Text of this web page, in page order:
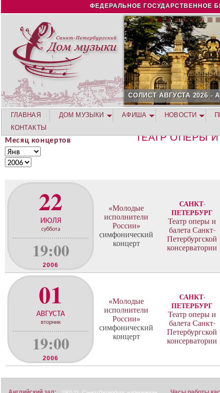
Jump to navigation
ФЕДЕРАЛЬНОЕ ГОСУДАРСТВЕННОЕ
СОЛИСТ АВГУСТА 2026 -
ТЕАТР ОПЕРЫ
Месяц концертов
М
е
к
р
М
еГ
22
ИЮЛЯ
суббота
19:00
2006
«Молодые
исполнители
России»
симфонический
концерт
САНКТ-
ПЕТЕРБУРГ
Театр оперы и
балета Санкт-
Петербургской
консерватории
01
АВГУСТА
вторник
19:00
2006
«Молодые
исполнители
России»
симфонический
концерт
САНКТ-
ПЕТЕРБУРГ
Театр оперы и
балета Санкт-
Петербургской
консерватории
ГЛАВНАЯ ДОМ МУЗЫКИ АФИША НОВОСТИ
КОНТАКТЫ